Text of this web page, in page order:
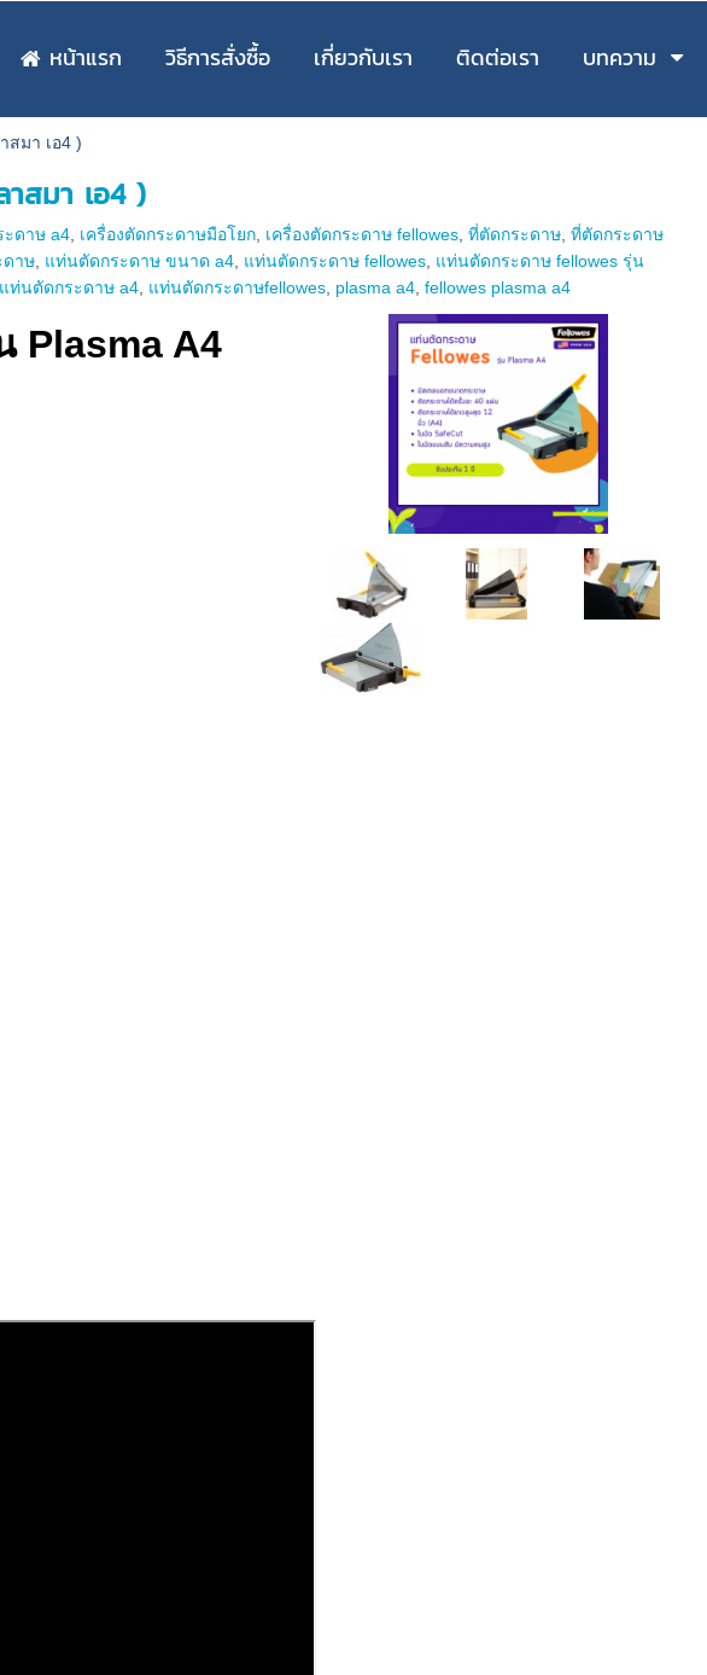
หน้าแรก วิธีการสั่งซื้อ เกี่ยวกับเรา ติดต่อเรา บทความ
สมา เอ4 )
สมา เอ4 )
ะดาษ a4 เครื่องตัดกระดาษมือโยก เครื่องตัดกระดาษ fellowes ,ที่ตัดกระดาษ ,ที่ตัดกระดาษ
ดาษ แท่นตัดกระดาษ ขนาด a4 แท่นตัดกระดาษ fellowes แท่นตัดกระดาษ fellowes รุ่น
แท่นตัดกระดาษ a4 แท่นตัดกระดาษfellowes plasma a4 ,fellowes plasma a4
Plasma A4